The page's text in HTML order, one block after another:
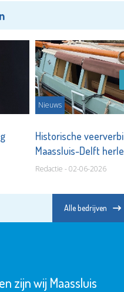
Nieuws
Historische
Maassluis-Delft
Redactie - 02-06-2026
Alle bedrijven
zijn wij Maassluis